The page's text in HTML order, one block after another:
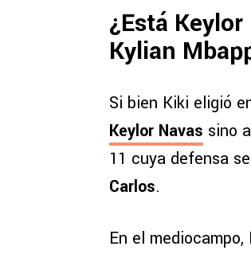
¿Está
Kylian
Si bien Kiki eligió
Keylor Navas sino a
11 cuya defensa
Carlos.
En el